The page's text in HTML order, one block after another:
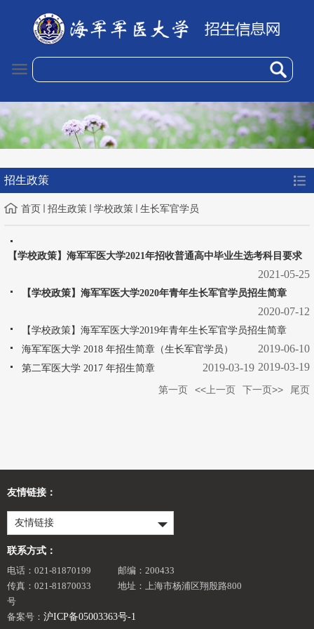
招生政策
首页 招生政策 学校政策 生长军官学员
【学校政策】海军军医大学2021年招收普通高中毕业生选考科目要求
2021-05-25
【学校政策】海军军医大学2020年青年生长军官学员招生简章
2020-07-12
【学校政策】海军军医大学2019年青年生长军官学员招生简章
2019-06-10
海军军医大学 2018 年招生简章（生长军官学员）
2019-03-19
第二军医大学 2017 年招生简章 2019-03-19
第一页 <<上一页 下一页>> 尾页
友情链接：
友情链接
联系方式：
电话：021-81870199
邮编：200433
传真：021-81870033
地址：上海市杨浦区翔殷路800
号
备案号： 沪ICP备05003363号-1